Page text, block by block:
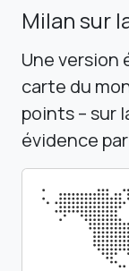
Milan sur
Une version
carte du
points – sur
évidence